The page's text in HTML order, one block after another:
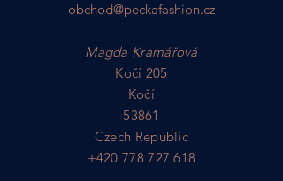
obchod@peckafashion.cz
Magda Kramářová
Kočí 205
Kočí
53861
Czech Republic
+420 778 727 618